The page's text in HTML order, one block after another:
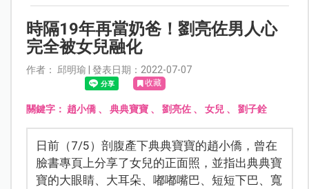
時隔19年再當奶爸！劉亮佐男人心
完全被女兒融化
作者： 邱明瑜 | 發表日期：2022-07-07
收藏
關鍵字： 趙小僑、 典典寶寶、 劉亮佐、 女兒、 劉子銓
日前（7/5）剖腹產下典典寶寶的趙小僑，曾在
臉書專頁上分享了女兒的正面照，並指出典典寶
寶的大眼睛、大耳朵、嘟嘟嘴巴、短短下巴、寬